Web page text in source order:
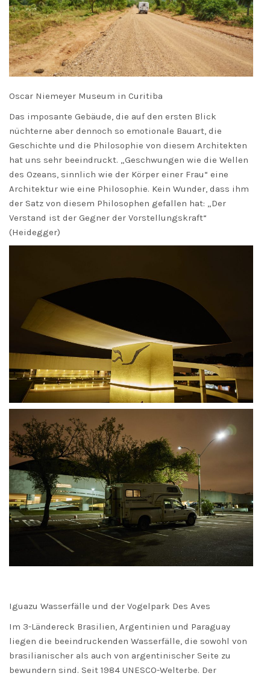
Oscar Niemeyer Museum in Curitiba
Das imposante Gebäude, die auf den ersten Blick
nüchterne aber dennoch so emotionale Bauart, die
Geschichte und die Philosophie von diesem Architekten
hat uns sehr beeindruckt. „Geschwungen wie die Wellen
des Ozeans, sinnlich wie der Körper einer Frau“ eine
Architektur wie eine Philosophie. Kein Wunder, dass ihm
der Satz von diesem Philosophen gefallen hat: „Der
Verstand ist der Gegner der Vorstellungskraft“
(Heidegger)
Iguazu Wasserfälle und der Vogelpark Des Aves
Im 3-Ländereck Brasilien, Argentinien und Paraguay
liegen die beeindruckenden Wasserfälle, die sowohl von
brasilianischer als auch von argentinischer Seite zu
bewundern sind. Seit 1984 UNESCO-Welterbe. Der